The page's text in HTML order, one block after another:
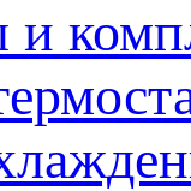
и